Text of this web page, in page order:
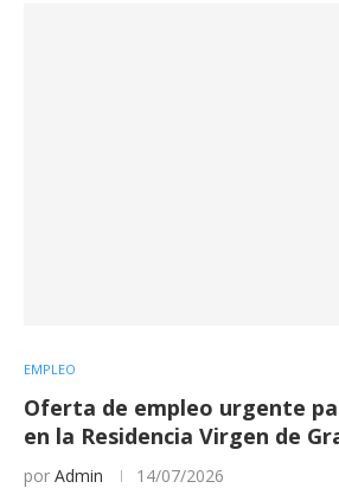
EMPLEO
Oferta de empleo urgente
en la Residencia Virgen de
por Admin 14/07/2026